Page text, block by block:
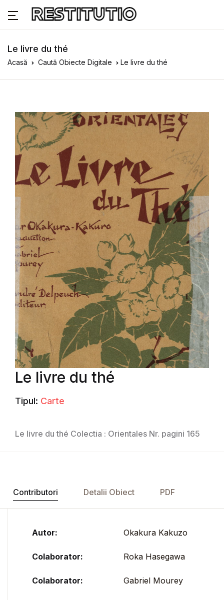
Le livre du thé
Acasă Caută Obiecte Digitale Le livre du thé
Le livre du thé
Tipul: Carte
Le livre du thé Colectia : Orientales Nr. pagini 165
Contributori Detalii Obiect PDF
Autor: Okakura Kakuzo
Colaborator: Roka Hasegawa
Colaborator: Gabriel Mourey